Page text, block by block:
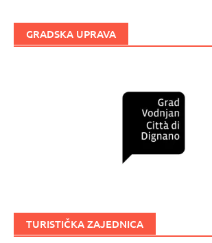
GRADSKA UPRAVA
TURISTIČKA ZAJEDNICA